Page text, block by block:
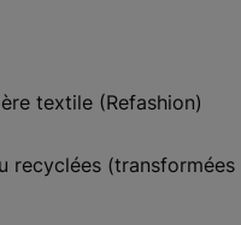
textile (Refashion)
recyclées (transformées